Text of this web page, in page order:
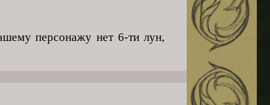
персонажу нет 6-ти лун,